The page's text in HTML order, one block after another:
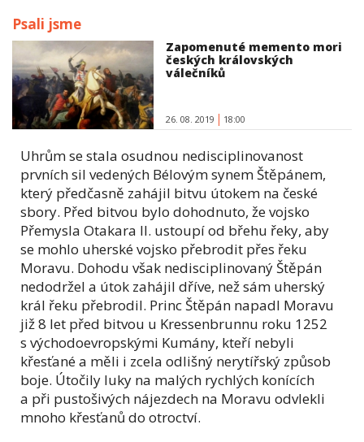
Psali jsme
Zapomenuté memento mori
českých královských
válečníků
26. 08. 2019 18:00
Uhrům se stala osudnou nedisciplinovanost
prvních sil vedených Bélovým synem Štěpánem,
který předčasně zahájil bitvu útokem na české
sbory. Před bitvou bylo dohodnuto, že vojsko
Přemysla Otakara II. ustoupí od břehu řeky, aby
se mohlo uherské vojsko přebrodit přes řeku
Moravu. Dohodu však nedisciplinovaný Štěpán
nedodržel a útok zahájil dříve, než sám uherský
král řeku přebrodil. Princ Štěpán napadl Moravu
již 8 let před bitvou u Kressenbrunnu roku 1252
s východoevropskými Kumány, kteří nebyli
křesťané a měli i zcela odlišný nerytířský způsob
boje. Útočily luky na malých rychlých konících
a při pustošivých nájezdech na Moravu odvlekli
mnoho křesťanů do otroctví.